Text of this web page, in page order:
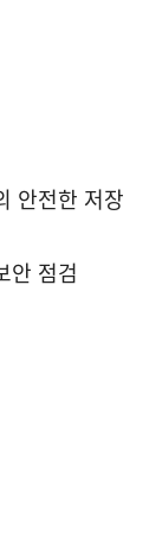
안전한 저장
안 점검